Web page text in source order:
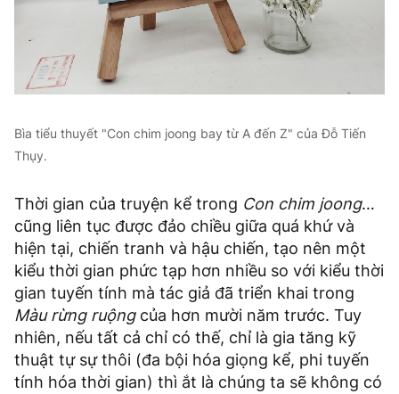
Bìa tiểu thuyết "Con chim joong bay từ A đến Z" của Đỗ Tiến
Thụy.
Thời gian của truyện kể trong Con chim joong…
cũng liên tục được đảo chiều giữa quá khứ và
hiện tại, chiến tranh và hậu chiến, tạo nên một
kiểu thời gian phức tạp hơn nhiều so với kiểu thời
gian tuyến tính mà tác giả đã triển khai trong
Màu rừng ruộngcủa hơn mười năm trước. Tuy
nhiên, nếu tất cả chỉ có thế, chỉ là gia tăng kỹ
thuật tự sự thôi (đa bội hóa giọng kể, phi tuyến
tính hóa thời gian) thì ắt là chúng ta sẽ không có